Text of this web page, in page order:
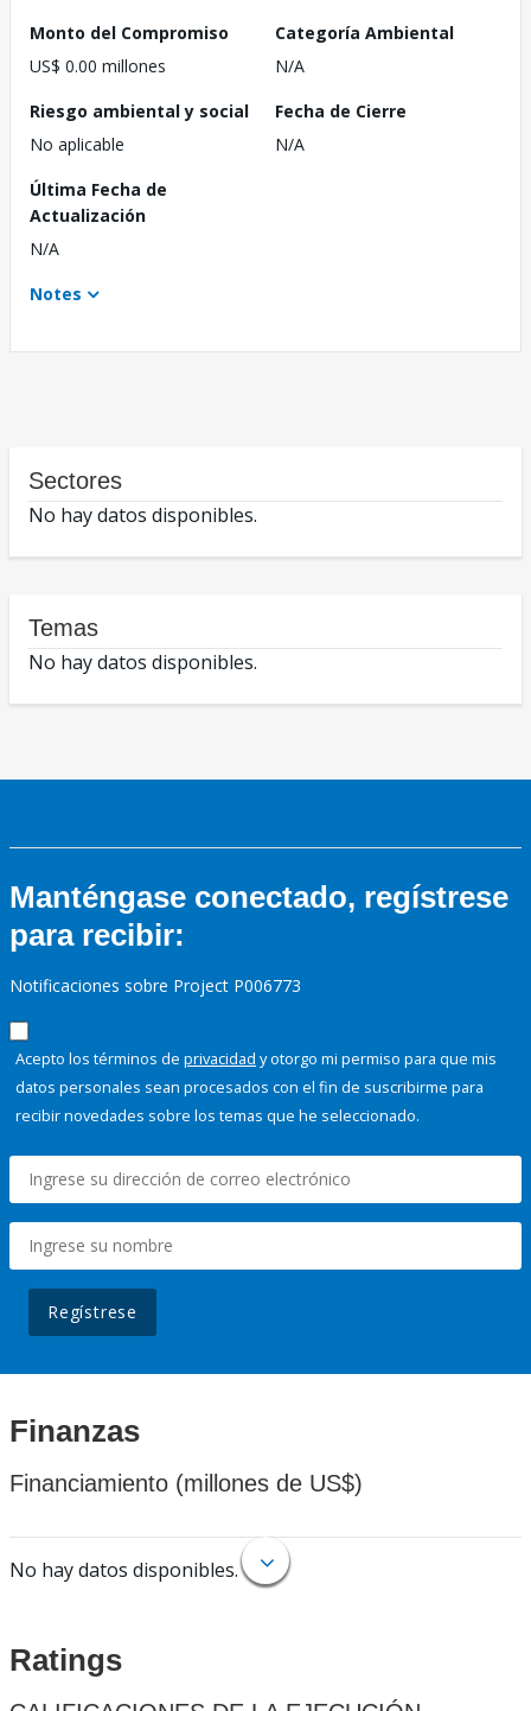
Monto del Compromiso
US$ 0.00 millones
Categoría Ambiental
N/A
Riesgo ambiental y social
No aplicable
Fecha de Cierre
N/A
Última Fecha de
Actualización
N/A
Notes
Sectores
No hay datos disponibles.
Temas
No hay datos disponibles.
Manténgase conectado, regístrese
para recibir:
Notificaciones sobre Project P006773
Acepto los términos de privacidad y otorgo mi permiso para que mis
datos personales sean procesados con el fin de suscribirme para
recibir novedades sobre los temas que he seleccionado.
Regístrese
Finanzas
Financiamiento (millones de US$)
No hay datos disponibles.
Ratings